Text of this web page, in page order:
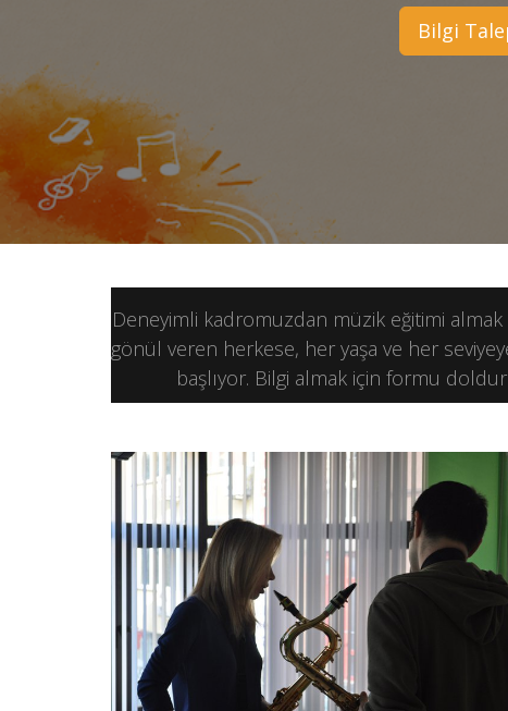
Bilgi
Deneyimli kadromuzdan müzik eğitimi
gönül veren herkese, her yaşa ve her
başlıyor. Bilgi almak için formu